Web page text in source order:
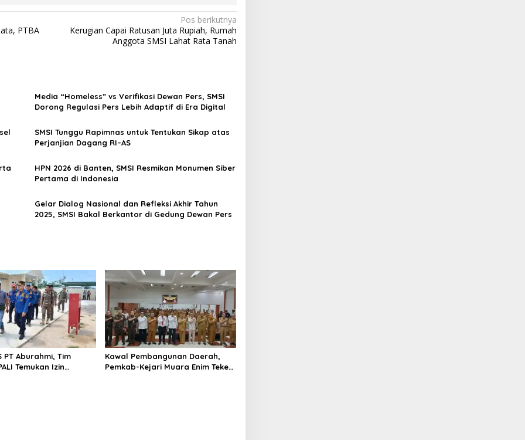
PTBA
Pos berikutnya
Kerugian Capai Ratusan Juta Rupiah, Rumah
Anggota SMSI Lahat Rata Tanah
Media “Homeless” vs Verifikasi Dewan Pers, SMSI
Dorong Regulasi Pers Lebih Adaptif di Era Digital
SMSI Tunggu Rapimnas untuk Tentukan Sikap atas
Perjanjian Dagang RI–AS
HPN 2026 di Banten, SMSI Resmikan Monumen Siber
Pertama di Indonesia
Gelar Dialog Nasional dan Refleksi Akhir Tahun
2025, SMSI Bakal Berkantor di Gedung Dewan Pers
PT Aburahmi, Tim
Temukan Izin
Kawal Pembangunan Daerah,
Pemkab-Kejari Muara Enim Teken